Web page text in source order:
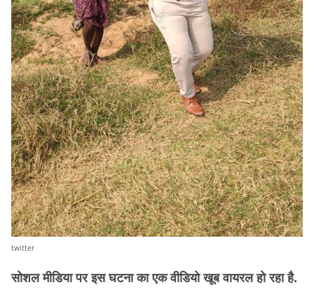
twitter
सोशल मीडिया पर इस घटना का एक वीडियो खूब वायरल हो रहा है.